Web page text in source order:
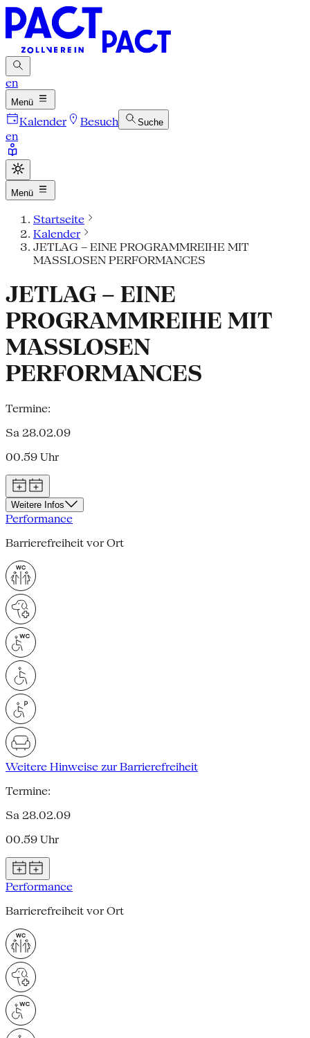
en
Menü
Kalender Besuch Suche
en
Menü
Startseite
Kalender
JETLAG – EINE PROGRAMMREIHE MIT
MASSLOSEN PERFORMANCES
JETLAG – EINE
PROGRAMMREIHE MIT
MASSLOSEN
PERFORMANCES
Termine:
Sa 28.02.09
00.59 Uhr
Weitere Infos
Performance
Barrierefreiheit vor Ort
Weitere Hinweise zur Barrierefreiheit
Termine:
Sa 28.02.09
00.59 Uhr
Performance
Barrierefreiheit vor Ort